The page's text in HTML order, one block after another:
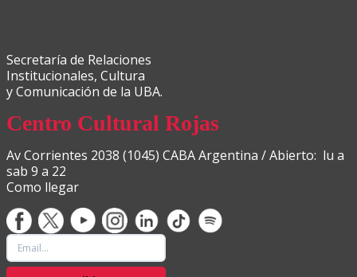
Secretaría de Relaciones
Institucionales, Cultura
y Comunicación de la UBA.
Centro Cultural Rojas
Av Corrientes 2038 (1045) CABA Argentina / Abierto: lu a
sab 9 a 22
Como llegar